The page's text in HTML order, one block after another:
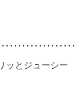
ッとジューシー